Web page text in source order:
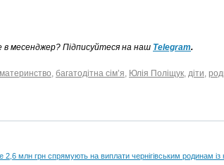
месенджер? Підписуйтеся на наш Telegram.
материнство, багатодітна сім’я, Юлія Поліщук, діти,
2,6 млн грн спрямують на виплати чернігівським родинам